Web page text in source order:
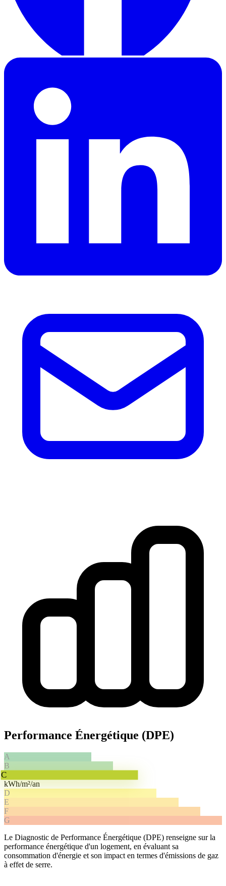
Performance Énergétique (DPE)
A
B
C
kWh/m²/an
D
E
F
G
Le Diagnostic de Performance Énergétique (DPE) renseigne sur la
performance énergétique d'un logement, en évaluant sa
consommation d'énergie et son impact en termes d'émissions de gaz
à effet de serre.